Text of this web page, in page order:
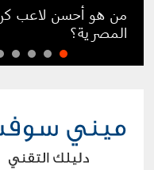
من هو أحسن لاعب
المصرية؟